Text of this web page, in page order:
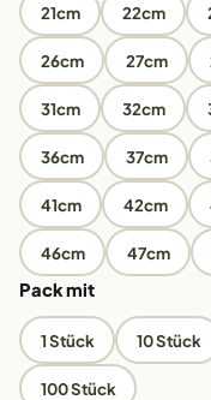
21cm 22cm
26cm 27cm
31cm 32cm
36cm 37cm
41cm 42cm
46cm 47cm
Pack mit
1 Stück 10 Stück
100 Stück